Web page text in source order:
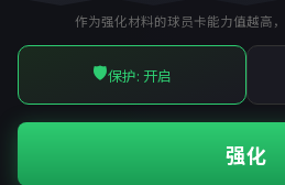
作为强化材料的球员卡能力值越高
🛡️保护: 开启
强化